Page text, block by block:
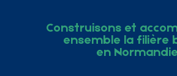
Construisons et
ensemble la filière
en Normandie